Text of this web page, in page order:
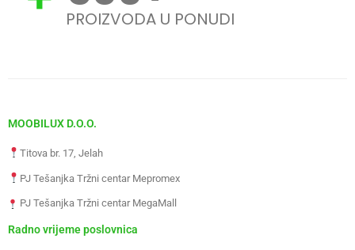
PROIZVODA U PONUDI
MOOBILUX D.O.O.
Titova br. 17, Jelah
PJ Tešanjka Tržni centar Mepromex
PJ Tešanjka Tržni centar MegaMall
Radno vrijeme poslovnica